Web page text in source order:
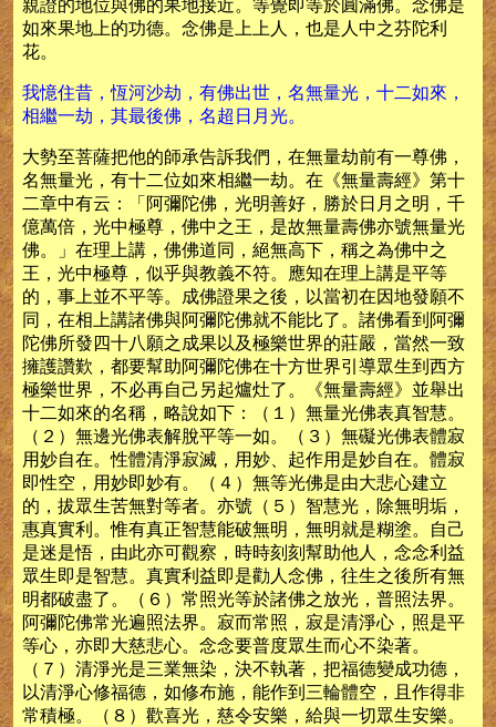
親證的地位與佛的果地接近。等覺即等於圓滿佛。念佛是
如來果地上的功德。念佛是上上人，也是人中之芬陀利
花。
我憶住昔，恆河沙劫，有佛出世，名無量光，十二如來，
相繼一劫，其最後佛，名超日月光。
大勢至菩薩把他的師承告訴我們，在無量劫前有一尊佛，
名無量光，有十二位如來相繼一劫。在《無量壽經》第十
二章中有云：「阿彌陀佛，光明善好，勝於日月之明，千
億萬倍，光中極尊，佛中之王，是故無量壽佛亦號無量光
佛。」在理上講，佛佛道同，絕無高下，稱之為佛中之
王，光中極尊，似乎與教義不符。應知在理上講是平等
的，事上並不平等。成佛證果之後，以當初在因地發願不
同，在相上講諸佛與阿彌陀佛就不能比了。諸佛看到阿彌
陀佛所發四十八願之成果以及極樂世界的莊嚴，當然一致
擁護讚歎，都要幫助阿彌陀佛在十方世界引導眾生到西方
極樂世界，不必再自己另起爐灶了。《無量壽經》並舉出
十二如來的名稱，略說如下：（１）無量光佛表真智慧。
（２）無邊光佛表解脫平等一如。（３）無礙光佛表體寂
用妙自在。性體清淨寂滅，用妙、起作用是妙自在。體寂
即性空，用妙即妙有。（４）無等光佛是由大悲心建立
的，拔眾生苦無對等者。亦號（５）智慧光，除無明垢，
惠真實利。惟有真正智慧能破無明，無明就是糊塗。自己
是迷是悟，由此亦可觀察，時時刻刻幫助他人，念念利益
眾生即是智慧。真實利益即是勸人念佛，往生之後所有無
明都破盡了。（６）常照光等於諸佛之放光，普照法界。
阿彌陀佛常光遍照法界。寂而常照，寂是清淨心，照是平
等心，亦即大慈悲心。念念要普度眾生而心不染著。
（７）清淨光是三業無染，決不執著，把福德變成功德，
以清淨心修福德，如修布施，能作到三輪體空，且作得非
常積極。（８）歡喜光，慈令安樂，給與一切眾生安樂。